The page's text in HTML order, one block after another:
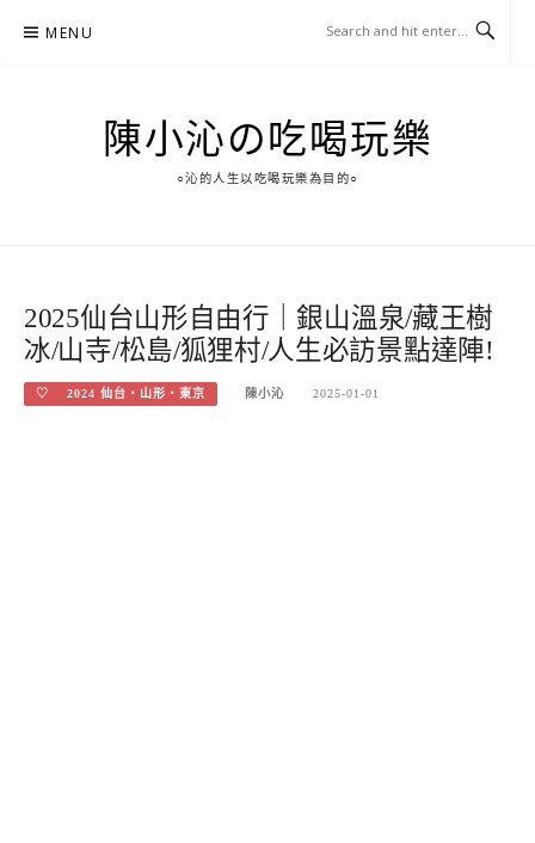
MENU
陳小沁の吃喝玩樂
○沁的人生以吃喝玩樂為目的○
2025仙台山形自由行｜銀山溫泉/藏王樹
冰/山寺/松島/狐狸村/人生必訪景點達陣!
♡ 2024 仙台‧山形‧東京 陳小沁 2025-01-01